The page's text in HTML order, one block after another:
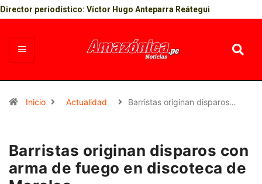
Director periodístico: Víctor Hugo Anteparra Reátegui
Inicio Actualidad Barristas originan disparos…
Barristas originan disparos con
arma de fuego en discoteca de